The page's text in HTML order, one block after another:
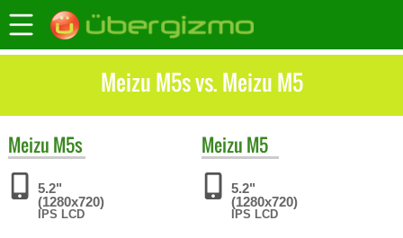
Meizu M5s vs. Meizu M5
Meizu M5s
5.2"
(1280x720)
IPS LCD
Meizu M5
5.2"
(1280x720)
IPS LCD